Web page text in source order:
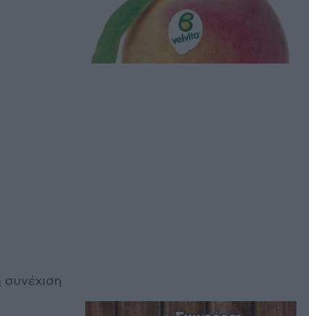
συνέχιση